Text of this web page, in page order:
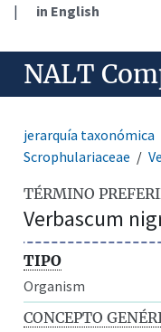
| in English
NALT
jerarquía taxonómica
Scrophulariaceae
TÉRMINO
Verbascum
TIPO
Organism
CONCEPTO